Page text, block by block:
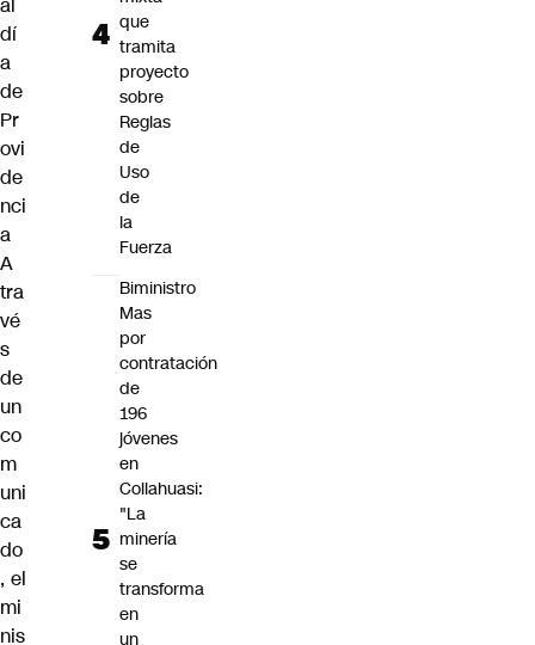
dí
a
de
Pr
ovi
de
nci
a
A
tra
vé
s
de
un
co
m
uni
ca
do
, el
mi
nis
que
tramita
proyecto
sobre
Reglas
de
Uso
de
la
Fuerza
Biministro
Mas
por
contratación
de
196
jóvenes
en
Collahuasi:
"La
minería
se
transforma
en
un